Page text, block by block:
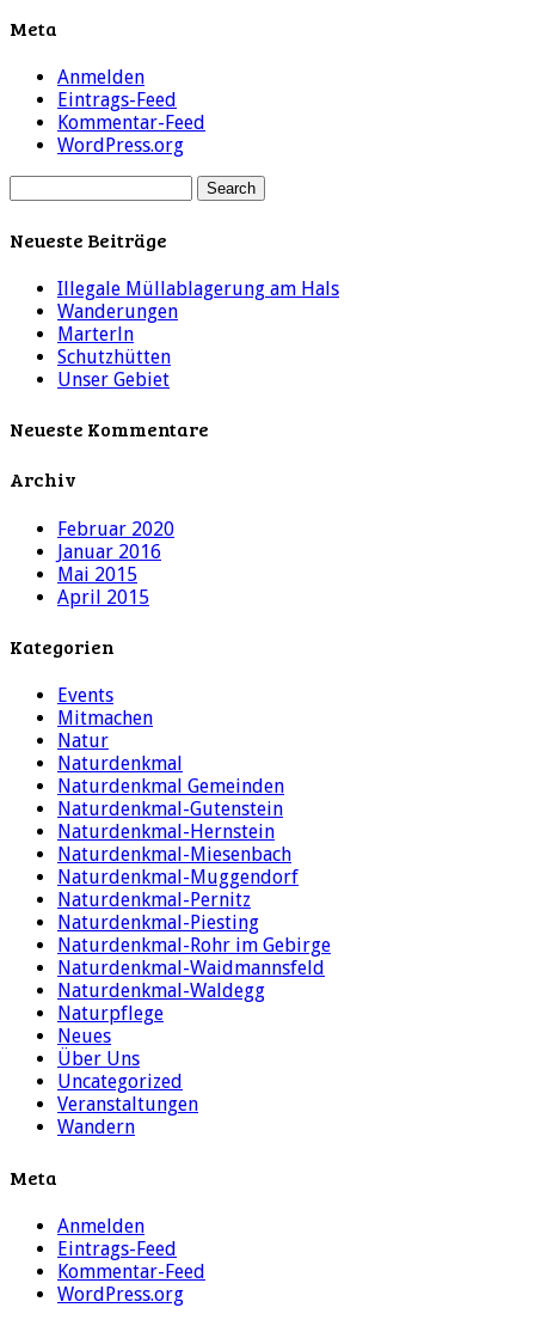
Meta
Anmelden
Eintrags-Feed
Kommentar-Feed
WordPress.org
Neueste Beiträge
Illegale Müllablagerung am Hals
Wanderungen
Marterln
Schutzhütten
Unser Gebiet
Neueste Kommentare
Archiv
Februar 2020
Januar 2016
Mai 2015
April 2015
Kategorien
Events
Mitmachen
Natur
Naturdenkmal
Naturdenkmal Gemeinden
Naturdenkmal-Gutenstein
Naturdenkmal-Hernstein
Naturdenkmal-Miesenbach
Naturdenkmal-Muggendorf
Naturdenkmal-Pernitz
Naturdenkmal-Piesting
Naturdenkmal-Rohr im Gebirge
Naturdenkmal-Waidmannsfeld
Naturdenkmal-Waldegg
Naturpflege
Neues
Über Uns
Uncategorized
Veranstaltungen
Wandern
Meta
Anmelden
Eintrags-Feed
Kommentar-Feed
WordPress.org